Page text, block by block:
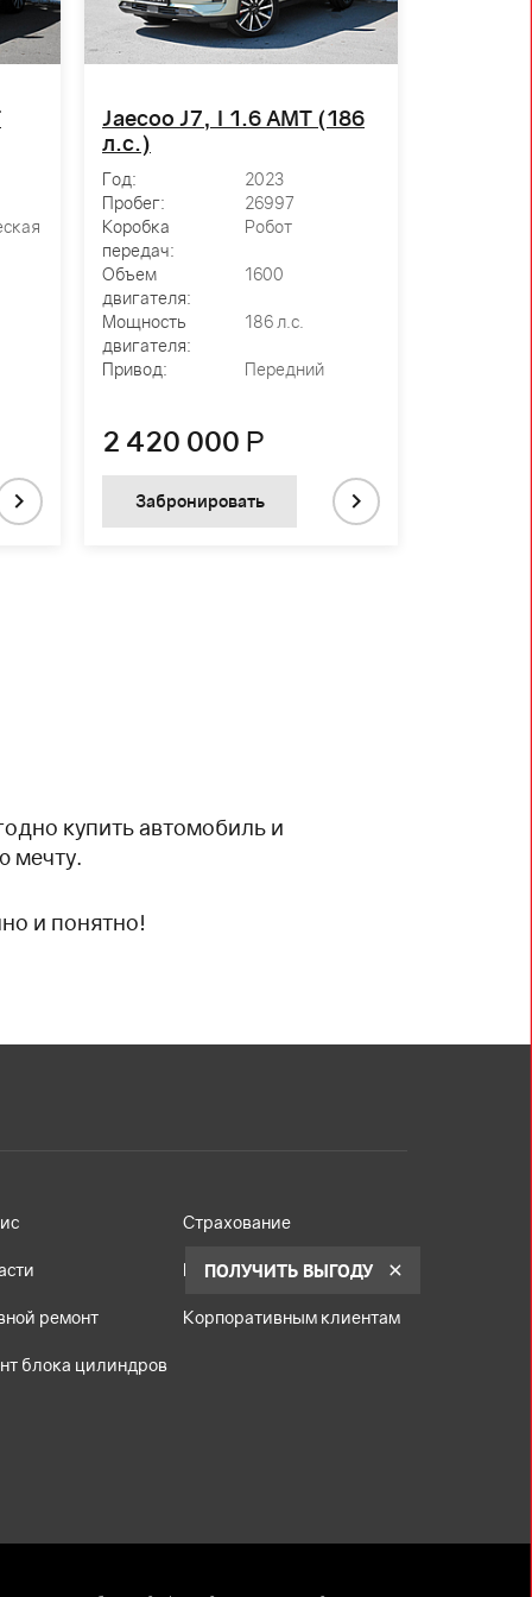
Jaecoo J7, I 1.6 AMT (186
л.с.)
Год:
2023
Пробег:
26997
Коробка
передач:
Робот
Объем
двигателя:
1600
Мощность
двигателя:
186 л.с.
Привод: Передний
2 420 000 Р
Забронировать
купить автомобиль и
мечту.
и понятно!
ремонт
блока цилиндров
Страхование
Кредит
Корпоративным клиентам
ПОЛУЧИТЬ ВЫГОДУ